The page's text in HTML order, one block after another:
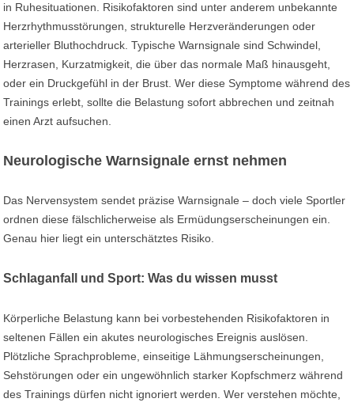
in Ruhesituationen. Risikofaktoren sind unter anderem unbekannte
Herzrhythmusstörungen, strukturelle Herzveränderungen oder
arterieller Bluthochdruck. Typische Warnsignale sind Schwindel,
Herzrasen, Kurzatmigkeit, die über das normale Maß hinausgeht,
oder ein Druckgefühl in der Brust. Wer diese Symptome während des
Trainings erlebt, sollte die Belastung sofort abbrechen und zeitnah
einen Arzt aufsuchen.
Neurologische Warnsignale ernst nehmen
Das Nervensystem sendet präzise Warnsignale – doch viele Sportler
ordnen diese fälschlicherweise als Ermüdungserscheinungen ein.
Genau hier liegt ein unterschätztes Risiko.
Schlaganfall und Sport: Was du wissen musst
Körperliche Belastung kann bei vorbestehenden Risikofaktoren in
seltenen Fällen ein akutes neurologisches Ereignis auslösen.
Plötzliche Sprachprobleme, einseitige Lähmungserscheinungen,
Sehstörungen oder ein ungewöhnlich starker Kopfschmerz während
des Trainings dürfen nicht ignoriert werden. Wer verstehen möchte,